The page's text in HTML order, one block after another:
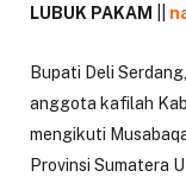
LUBUK PAKAM
Bupati Deli
anggota kafilah
mengikuti
Provinsi Sumatera